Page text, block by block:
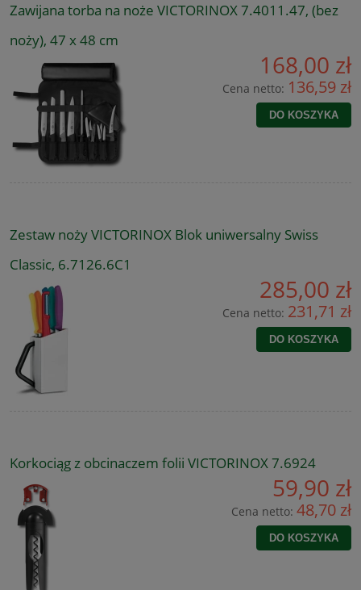
Zawijana torba na noże VICTORINOX 7.4011.47, (bez
noży), 47 x 48 cm
168,00 zł
Cena netto: 136,59 zł
DO KOSZYKA
Zestaw noży VICTORINOX Blok uniwersalny Swiss
Classic, 6.7126.6C1
285,00 zł
Cena netto: 231,71 zł
DO KOSZYKA
Korkociąg z obcinaczem folii VICTORINOX 7.6924
59,90 zł
Cena netto: 48,70 zł
DO KOSZYKA